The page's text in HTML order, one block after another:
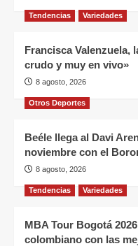
Tendencias Variedades
Francisca Valenzuela,
crudo y muy en vivo»
8 agosto, 2026
Otros Deportes
Beéle llega al Davi
noviembre con el
8 agosto, 2026
Tendencias Variedades
MBA Tour Bogotá
colombiano con las